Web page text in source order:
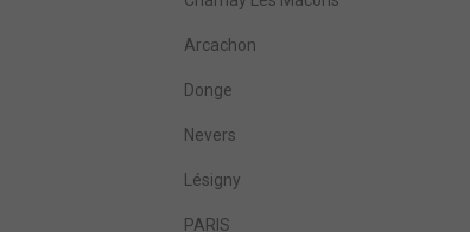
Arcachon
Donge
Nevers
Lésigny
PARIS